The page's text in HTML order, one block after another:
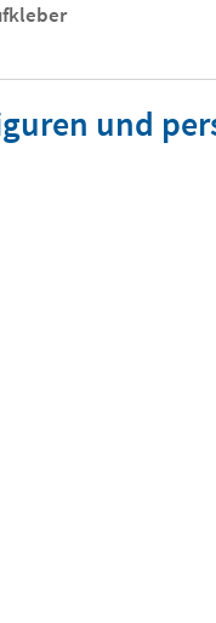
und